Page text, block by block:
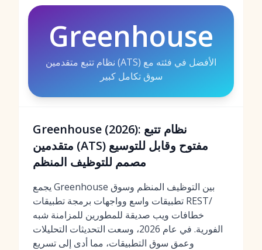
Greenhouse
نظام تتبع متقدمين (ATS) الأفضل في فئته مع
سوق تكامل كبير
Greenhouse (2026): نظام تتبع
متقدمين (ATS) مفتوح وقابل للتوسيع
مصمم للتوظيف المنظم
يجمع Greenhouse بين التوظيف المنظم وسوق
تطبيقات واسع وواجهات برمجة تطبيقات REST/
خطافات ويب صديقة للمطورين للمزامنة شبه
الفورية. في عام 2026، وسعت التحديثات التحليلات
وعمق سوق التطبيقات، مما أدى إلى تسريع